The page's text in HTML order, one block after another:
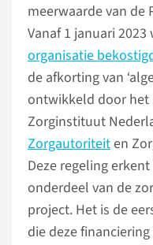
meerwaarde van de
Vanaf 1 januari
organisatie
de afkorting van
ontwikkeld door het
Zorginstituut
Zorgautoriteiten
Deze regeling
onderdeel van de
project. Het is de
die deze